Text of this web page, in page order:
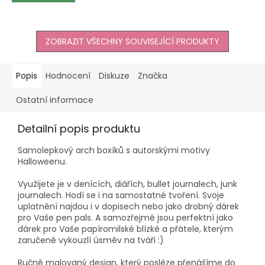
ZOBRAZIT VŠECHNY SOUVISEJÍCÍ PRODUKTY
Popis Hodnocení Diskuze Značka
Ostatní informace
Detailní popis produktu
Samolepkový arch boxíků s autorskými motivy
Halloweenu.
Využijete je v denících, diářích, bullet journalech, junk
journalech. Hodí se i na samostatné tvoření. Svoje
uplatnění najdou i v dopisech nebo jako drobný dárek
pro Vaše pen pals. A samozřejmě jsou perfektní jako
dárek pro Vaše papíromilské blízké a přátele, kterým
zaručeně vykouzlí úsměv na tváři :)
Ručně malovaný design, který posléze přenášíme do